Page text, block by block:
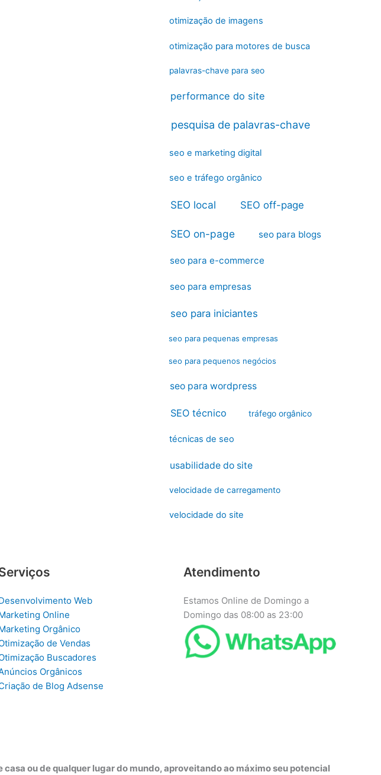
otimização de imagens
otimização para motores de busca
palavras-chave para seo
performance do site
pesquisa de palavras-chave
seo e marketing digital
seo e tráfego orgânico
SEO local SEO off-page
SEO on-page seo para blogs
seo para e-commerce
seo para empresas
seo para iniciantes
seo para pequenas empresas
seo para pequenos negócios
seo para wordpress
SEO técnico tráfego orgânico
técnicas de seo
usabilidade do site
velocidade de carregamento
velocidade do site
Web
Online
Orgânico
de Vendas
Buscadores
Orgânicos
de Blog Adsense
Atendimento
Estamos Online de Domingo a
Domingo das 08:00 as 23:00
ou de qualquer lugar do mundo, aproveitando ao máximo seu potencial